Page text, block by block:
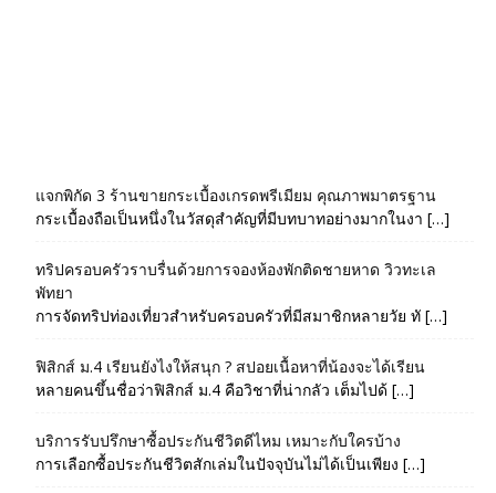
แจกพิกัด 3 ร้านขายกระเบื้องเกรดพรีเมียม คุณภาพมาตรฐาน
กระเบื้องถือเป็นหนึ่งในวัสดุสำคัญที่มีบทบาทอย่างมากในงา […]
ทริปครอบครัวราบรื่นด้วยการจองห้องพักติดชายหาด วิวทะเล
พัทยา
การจัดทริปท่องเที่ยวสำหรับครอบครัวที่มีสมาชิกหลายวัย ทั […]
ฟิสิกส์ ม.4 เรียนยังไงให้สนุก ? สปอยเนื้อหาที่น้องจะได้เรียน
หลายคนขึ้นชื่อว่าฟิสิกส์ ม.4 คือวิชาที่น่ากลัว เต็มไปด้ […]
บริการรับปรึกษาซื้อประกันชีวิตดีไหม เหมาะกับใครบ้าง
การเลือกซื้อประกันชีวิตสักเล่มในปัจจุบันไม่ได้เป็นเพียง […]